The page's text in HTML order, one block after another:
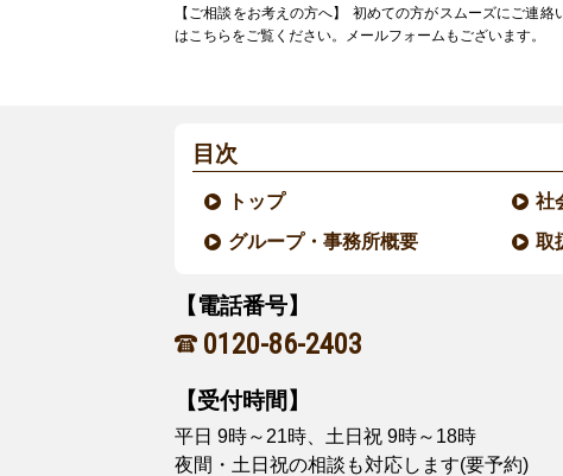
【ご相談をお考えの方へ】
初めての方がスムーズにご連絡
はこちらをご覧ください。メールフォームもございます。
目次
トップ
グループ・事務所概要
社
取
【電話番号】
0120-86-2403
【受付時間】
平日 9時～21時、土日祝 9時～18時
夜間・土日祝の相談も対応します(要予約)